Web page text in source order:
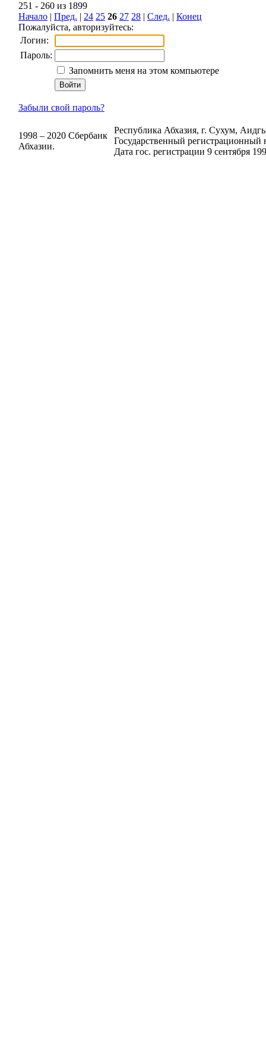
251 - 260 из 1899
Начало | Пред. | 24 25 26 27 28 | След. | Конец
Пожалуйста, авторизуйтесь:
Логин:
Пароль:
Запомнить меня на этом компьютере
Забыли свой пароль?
1998 – 2020 Сбербанк
Абхазии.
Республика Абхазия, г. Сухум,
Государственный регистрационный
Дата гос. регистрации 9 сентября